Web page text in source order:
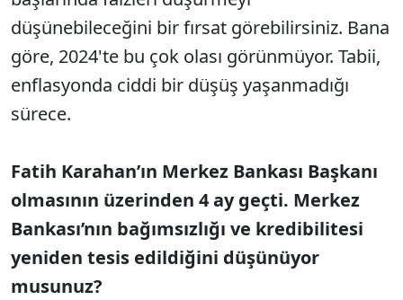
düşünebileceğini bir fırsat görebilirsiniz. Bana
göre, 2024'te bu çok olası görünmüyor. Tabii,
enflasyonda ciddi bir düşüş yaşanmadığı
sürece.
Fatih Karahan’ın Merkez Bankası Başkanı
olmasının üzerinden 4 ay geçti. Merkez
Bankası’nın bağımsızlığı ve kredibilitesi
yeniden tesis edildiğini düşünüyor
musunuz?